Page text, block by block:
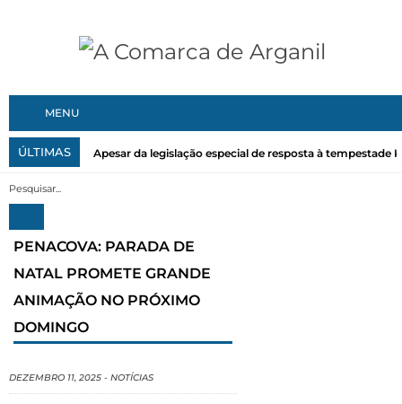
MENU
ÚLTIMAS Apesar da legislação especial de resposta à tempestade
PENACOVA: PARADA DE
NATAL PROMETE GRANDE
ANIMAÇÃO NO PRÓXIMO
DOMINGO
DEZEMBRO 11, 2025 - NOTÍCIAS